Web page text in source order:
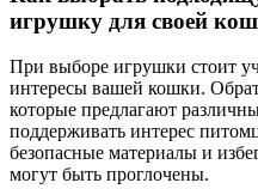
игрушку для своей
При выборе игрушки стоит
интересы вашей кошки.
которые предлагают
поддерживать интерес
безопасные материалы и
могут быть проглочены.